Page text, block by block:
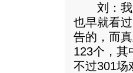
刘：我
也早就看
告的，而
123个，其
不过301场